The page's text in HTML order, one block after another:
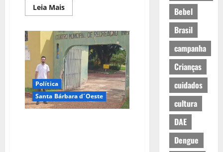
Leia Mais
Política
Santa Bárbara d´Oeste
Bebel
Brasil
campanha
Crianças
cuidados
cultura
DAE
Dengue